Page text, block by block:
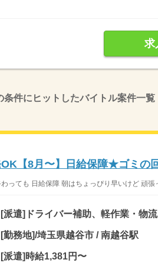
求
条件にヒットしたバイトル案件一覧
【8月〜】日給保障★ゴミの
っても 日給保障 朝はちょっぴり早いけど 頑
[派遣] ドライバー補助、軽作業・物
[勤務地]/埼玉県越谷市 / 南越谷駅
[派遣] 時給1,381円〜